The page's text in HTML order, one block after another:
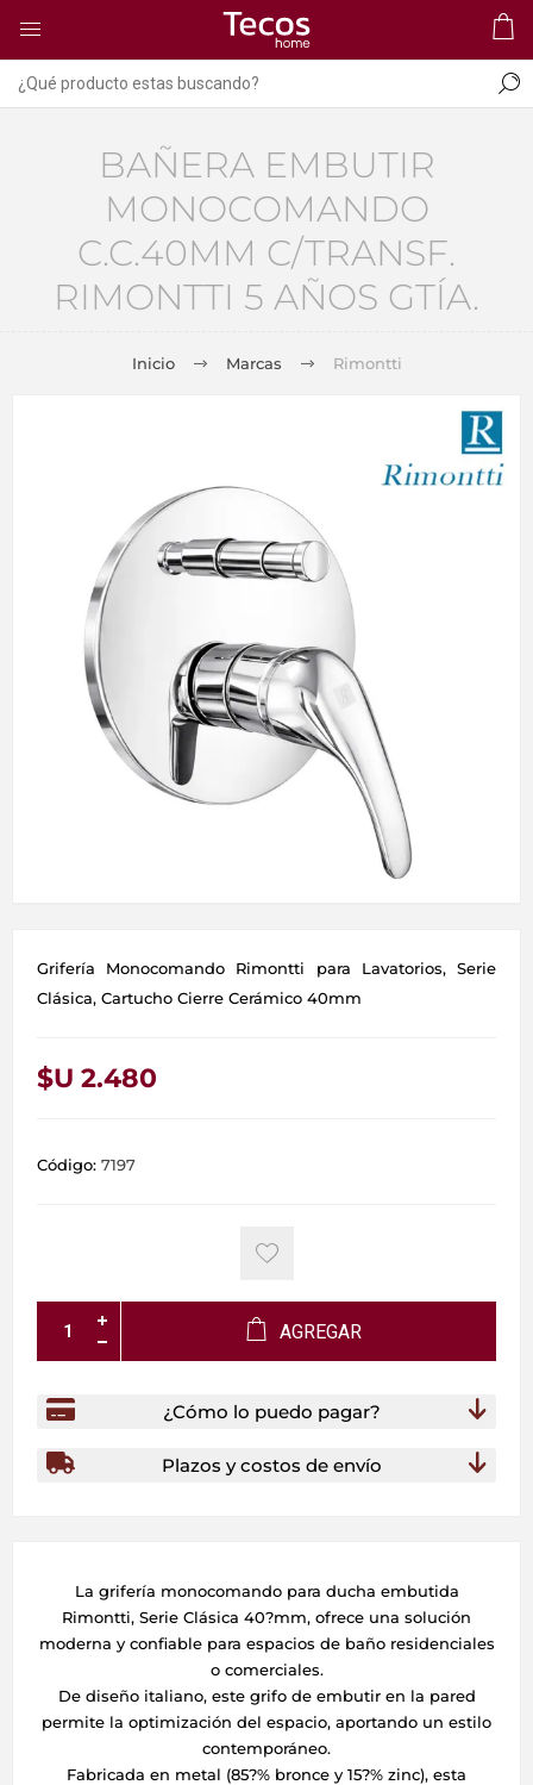
BAÑERA EMBUTIR
MONOCOMANDO
C.C.40MM C/TRANSF.
RIMONTTI 5 AÑOS GTÍA.
Inicio Marcas Rimontti
Grifería Monocomando Rimontti para Lavatorios, Serie
Clásica, Cartucho Cierre Cerámico 40mm
$U 2.480
Código: 7197
AGREGAR
¿Cómo lo puedo pagar?
Plazos y costos de envío
La grifería monocomando para ducha embutida
Rimontti, Serie Clásica 40?mm, ofrece una solución
moderna y confiable para espacios de baño residenciales
o comerciales.
De diseño italiano, este grifo de embutir en la pared
permite la optimización del espacio, aportando un estilo
contemporáneo.
Fabricada en metal (85?% bronce y 15?% zinc), esta